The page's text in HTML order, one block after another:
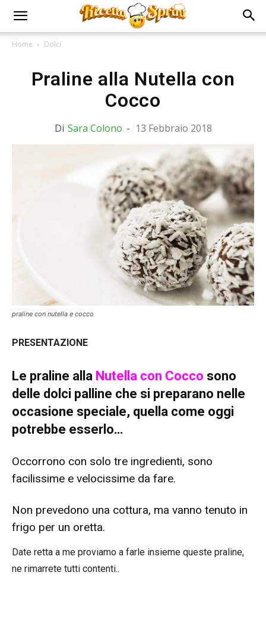
Home Dolci
Praline alla Nutella con
Cocco
Di Sara Colono - 13 Febbraio 2018
praline con nutella e cocco
PRESENTAZIONE
Le praline alla Nutella con Cocco sono
delle dolci palline che si preparano nelle
occasione speciale, quella come oggi
potrebbe esserlo…
Occorrono con solo tre ingredienti, sono
facilissime e velocissime da fare.
Non prevedono una cottura, ma vanno tenuto in
frigo per un oretta.
Date retta a me proviamo a farle insieme queste praline,
ne rimarrete tutti contenti..